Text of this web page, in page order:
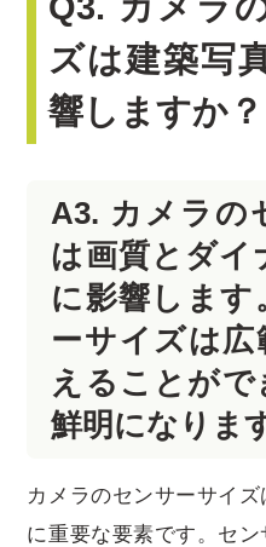
ズは建築写
響しますか？
A3. カメラの
は画質とダイ
に影響します
ーサイズは広
えることがで
鮮明になりま
カメラのセンサーサイ
に重要な要素です。セ